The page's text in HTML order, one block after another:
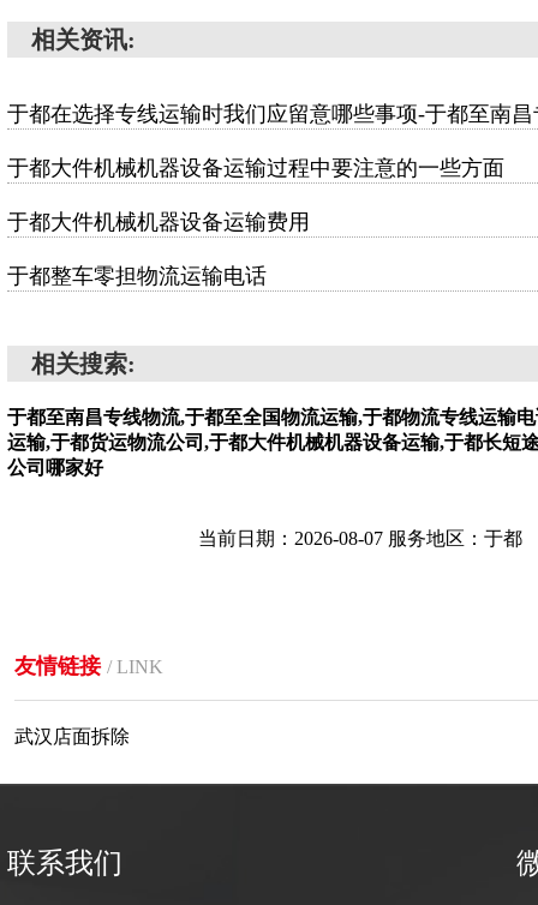
相关资讯:
于都在选择专线运输时我们应留意哪些事项-于都至南
于都大件机械机器设备运输过程中要注意的一些方面
于都大件机械机器设备运输费用
于都整车零担物流运输电话
相关搜索:
于都至南昌专线物流,于都至全国物流运输,于都物流专线运输
运输,于都货运物流公司,于都大件机械机器设备运输,于都长短
公司哪家好
当前日期：2026-08-07 服务地区：于都
友情链接 / LINK
武汉店面拆除
联系我们